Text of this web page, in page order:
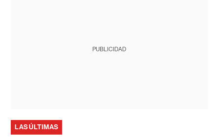
PUBLICIDAD
LAS ÚLTIMAS